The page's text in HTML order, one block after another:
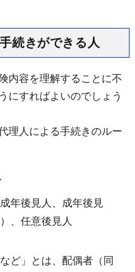
続きができる人
内容を理解することに不
にすればよいのでしょう
理人による手続きのルー
年後見人、成年後見
、任意後見人
ど」とは、配偶者（同